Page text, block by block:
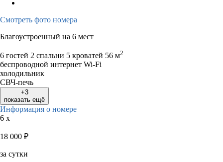
Смотреть фото номера
Благоустроенный на 6 мест
6 гостей 2 спальни 5 кроватей 56 м2
беспроводной интернет Wi-Fi
холодильник
СВЧ-печь
+3
показать ещё
Информация о номере
6 x
18 000 ₽
за сутки